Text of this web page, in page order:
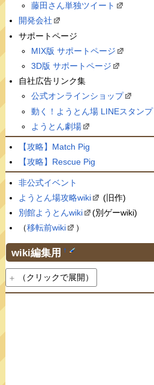
藤田さん単独ツイート
開発会社
サポートページ
MIX版 サポートページ
3D版 サポートページ
自社広告リンク集
公式オンラインショップ
動く！ようとん場 LINEスタンプ
ようとん劇場
【攻略】Match Pig
【攻略】Rescue Pig
非公式イベント
ようとん場攻略wiki
(旧作)
別館ようとんwiki
(別ゲーwiki)
（移転前wiki ）
wiki編集用 †
（クリックで展開）